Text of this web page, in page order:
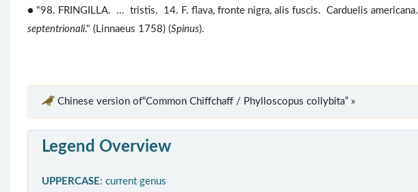
● "98. FRINGILLA. ... tristis. 14. F. flava, fronte nigra, alis fuscis. Carduelis americana.
septentrionali." (Linnaeus 1758) (Spinus).
Chinese version of“Common Chiffchaff / Phylloscopus collybita” »
Legend Overview
UPPERCASE: current genus